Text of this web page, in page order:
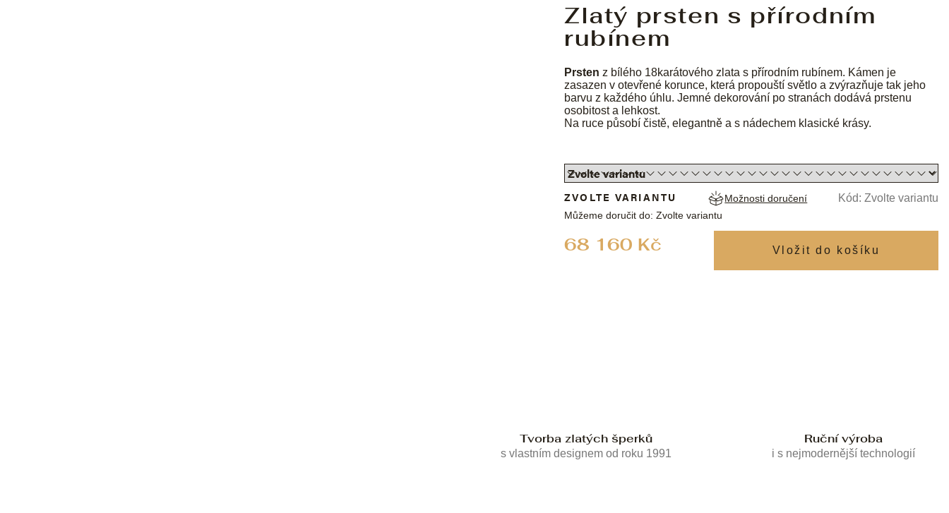
Zlatý prsten s přírodním
rubínem
Prsten z bílého 18karátového zlata s přírodním rubínem. Kámen je
zasazen v otevřené korunce, která propouští světlo a zvýrazňuje tak jeho
barvu z každého úhlu. Jemné dekorování po stranách dodává prstenu
osobitost a lehkost.
Na ruce působí čistě, elegantně a s nádechem klasické krásy.
68 160 Kč
ZVOLTE VARIANTU
Můžeme doručit do: Zvolte variantu
Možnosti doručení Kód: Zvolte variantu
Tvorba zlatých šperků
s vlastním designem od roku 1991
Ruční výroba
i s nejmodernější technologií